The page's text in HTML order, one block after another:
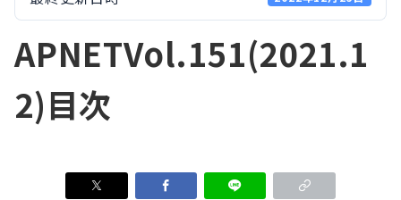
APNETVol.151(2021.1
2)目次